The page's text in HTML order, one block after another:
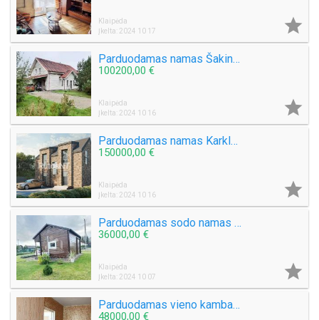
Klaipėda
Įkelta: 2024 10 17

Parduodamas namas Šakinių k.
100200,00 €
Klaipėda
Įkelta: 2024 10 16

Parduodamas namas Karklėje
150000,00 €
Klaipėda
Įkelta: 2024 10 16

Parduodamas sodo namas Kiškėnų k.
36000,00 €
Klaipėda
Įkelta: 2024 10 07

Parduodamas vieno kambario butas Sulupės g.
48000,00 €